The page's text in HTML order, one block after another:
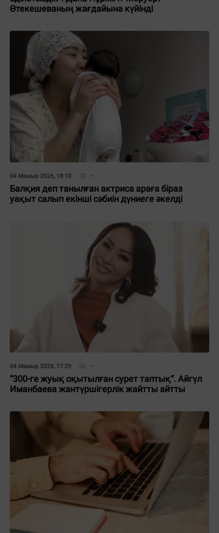
Өтекешеваның жағдайына күйінді
04 Мамыр 2026, 18:10
Балқия деп танылған актриса араға біраз
уақыт салып екінші сәбиін дүниеге әкелді
04 Мамыр 2026, 17:29
“300-ге жуық оқытылған сурет таптық“. Айгүл
Иманбаева жантүршігерлік жайтты айтты